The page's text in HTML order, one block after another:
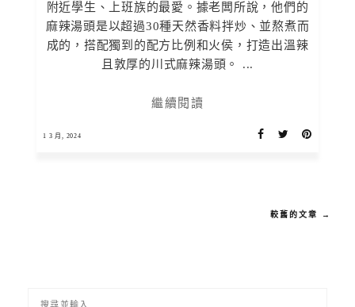
附近學生、上班族的最愛。據老闆所說，他們的
麻辣湯頭是以超過30種天然香料拌炒、並熬煮而
成的，搭配獨到的配方比例和火侯，打造出溫辣
且敦厚的川式麻辣湯頭。 ...
繼續閱讀
1 3 月, 2024
較舊的文章 →